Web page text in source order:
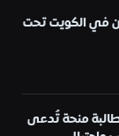
في الكويت تحت
منحة تُدعى